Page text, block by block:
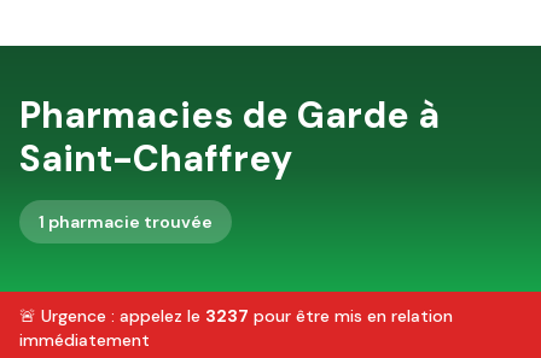
Pharmacies de Garde à
Saint-Chaffrey
1 pharmacie trouvée
🚨 Urgence : appelez le 3237 pour être mis en relation
immédiatement